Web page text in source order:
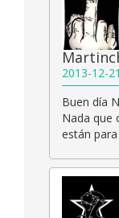
2013-12-
Buen día
Nada que
están